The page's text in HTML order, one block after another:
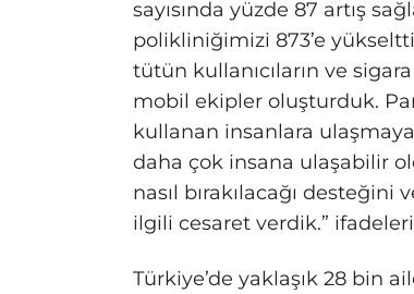
sayısında yüzde 87 artış
polikliniğimizi 873’e
tütün kullanıcıların ve
mobil ekipler oluşturduk.
kullanan insanlara
daha çok insana ulaşabilir
nasıl bırakılacağı
ilgili cesaret verdik.”
Türkiye’de yaklaşık 28 bin